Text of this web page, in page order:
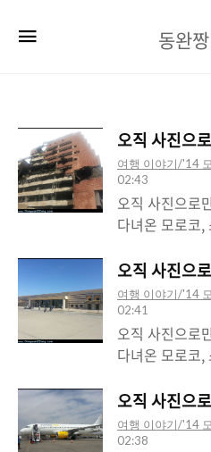
동완
오직 사진으
여행 이야기/'14
02:43
오직 사진으로
다녀온 모로코,
오직 사진으
여행 이야기/'14
02:41
오직 사진으로
다녀온 모로코,
오직 사진으
여행 이야기/'14
02:38